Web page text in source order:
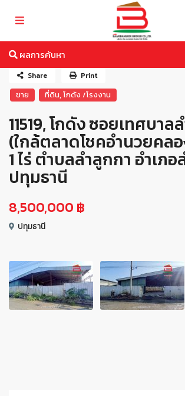
ผลการค้นหา
ขาย ที่ดิน,โกดัง /โรงงาน
11519, โกดัง ซอยเทศบาล
(ใกล้ตลาดโชคอำนวยคลอ
1 ไร่ ตำบลลำลูกกา อำเภ
ปทุมธานี
8,500,000 ฿
ปทุมธานี
Share Print